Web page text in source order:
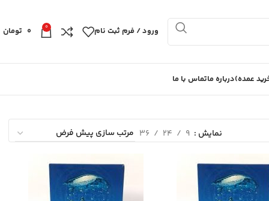
ورود / فرم ثبت نام 0
0 تومان
عمده)درباره ماتماس با ما
نمایش 9
24
36